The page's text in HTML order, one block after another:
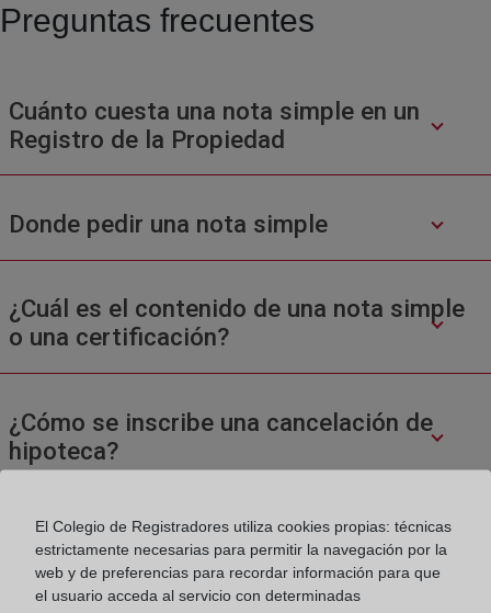
Preguntas frecuentes
Cuánto cuesta una nota simple en un
Registro de la Propiedad
Donde pedir una nota simple
¿Cuál es el contenido de una nota simple
o una certificación?
¿Cómo se inscribe una cancelación de
hipoteca?
El Colegio de Registradores utiliza cookies propias: técnicas
estrictamente necesarias para permitir la navegación por la
web y de preferencias para recordar información para que
el usuario acceda al servicio con determinadas